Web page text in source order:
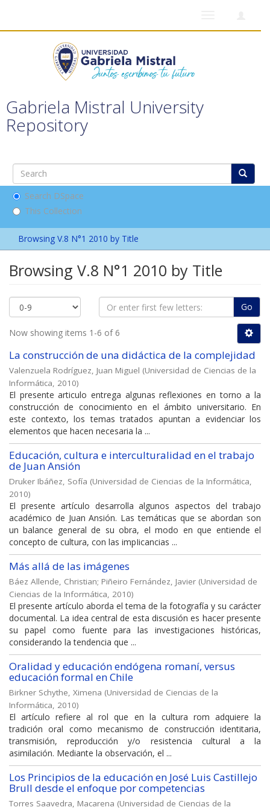
Gabriela Mistral University
Repository
Search DSpace
This Collection
Browsing V.8 N°1 2010 by Title
Browsing V.8 N°1 2010 by Title
Go
Now showing items 1-6 of 6
La construcción de una didáctica de la complejidad
Valenzuela Rodríguez, Juan Miguel (Universidad de Ciencias de la
Informática, 2010)
El presente articulo entrega algunas reflexiones en torno a la
construcción de conocimiento en el ámbito universitario. En
este contexto, los temas tratados apuntan a evidenciar los
elementos que hacen necesaria la ...
Educación, cultura e interculturalidad en el trabajo
de Juan Ansión
Druker Ibáñez, Sofía (Universidad de Ciencias de la Informática,
2010)
El presente artículo desarrolla algunos aspectos del trabajo
académico de Juan Ansión. Las temáticas que se abordan son
un balance general de su obra, el modo en que entiende el
concepto de cultura, con las impIicancias ...
Más allá de las imágenes
Báez Allende, Christian; Piñeiro Fernández, Javier (Universidad de
Ciencias de la Informática, 2010)
El presente artículo aborda el tema de la fotografía y su carácter
documental. La idea central de esta discusión es hacer presente
su papel como fuente para las investigaciones históricas,
considerando la tendencia que ...
Oralidad y educación endógena romaní, versus
educación formal en Chile
Birkner Schythe, Ximena (Universidad de Ciencias de la
Informática, 2010)
El artículo refiere al rol que en la cultura rom adquiere la
tradición oral como mecanismo de construcción identitaria,
transmisión, reproducción y/o resistencia cultural a la
asimilación. Mediante la observación, el ...
Los Principios de la educación en José Luis Castillejo
Brull desde el enfoque por competencias
Torres Saavedra, Macarena (Universidad de Ciencias de la